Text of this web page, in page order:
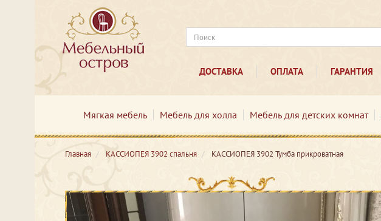
ДОСТАВКА ОПЛАТА ГАРАНТИЯ
Мягкая мебель Мебель для холла Мебель для детских комнат
Главная КАССИОПЕЯ 3902 спальня КАССИОПЕЯ 3902 Тумба прикроватная